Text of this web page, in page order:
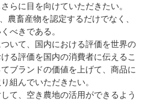
らに目を向けていただきたい。
農畜産物を認定するだけでなく、
べきである。
いて、国内における評価を世界の
る評価を国内の消費者に伝えるこ
ブランドの価値を上げて、商品に
組んでいただきたい。
て、空き農地の活用ができるよう